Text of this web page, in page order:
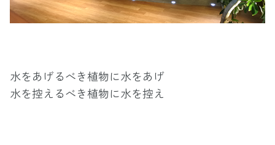
水をあげるべき植物に水をあげ
水を控えるべき植物に水を控え